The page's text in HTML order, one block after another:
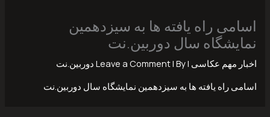
اسامی راه یافته ها به سیزدهمین
نمایشگاه سال دوربین.نت
اخبار مهم عکاسی |
Leave a Comment| By
دوربین.نت
اسامی راه یافته ها به سیزدهمین نمایشگاه سال دوربین.نت